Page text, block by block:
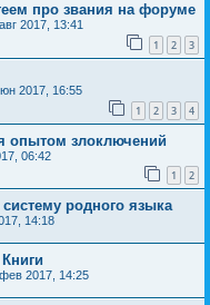
про звания на форуме
2017, 13:41
1 2 3
2017, 16:55
1 2 3 4
опытом злоключений
06:42
1 2
родного языка
14:18
2017, 14:25